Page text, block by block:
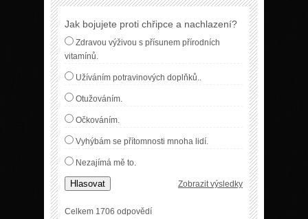
Jak bojujete proti chřipce a nachlazení?
Zdravou výživou s přísunem přírodních
vitamínů.
Užíváním potravinových doplňků..
Otužováním.
Očkováním.
Vyhýbám se přítomnosti mnoha lidí.
Nezajímá mě to.
Hlasovat Zobrazit výsledky
Celkem 1706 odpovědí